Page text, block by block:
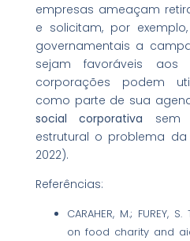
empresas ameaçam
e solicitam, por
governamentais a
sejam favoráveis aos
corporações podem
como parte de sua
social corporativa sem
estrutural o problema da
2022).
Referências:
CARAHER, M.;
on food charity and